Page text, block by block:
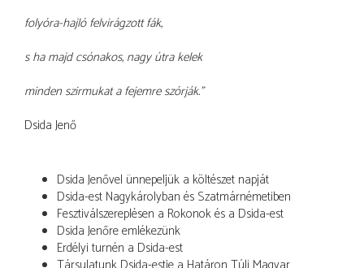
folyóra-hajló felvirágzott fák,
s ha majd csónakos, nagy útra kelek
minden szirmukat a fejemre szórják.”
Dsida Jenő
Dsida Jenővel ünnepeljük a költészet napját
Dsida-est Nagykárolyban és Szatmárnémetiben
Fesztiválszereplésen a Rokonok és a Dsida-est
Dsida Jenőre emlékezünk
Erdélyi turnén a Dsida-est